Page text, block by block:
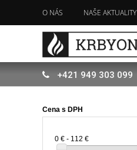
O NÁS NAŠE AKTUALITY
+421 949 303 099
Cena s DPH
0 € - 112 €